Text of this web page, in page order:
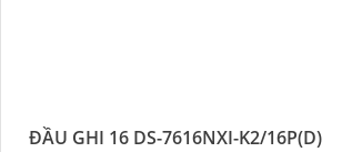
ĐẦU GHI 16 DS-7616NXI-K2/16P(D)